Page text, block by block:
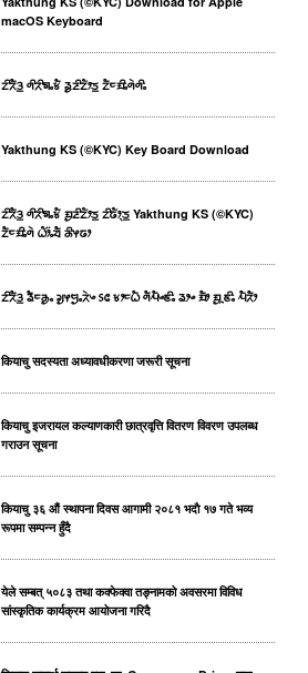
macOS Keyboard
ᤁᤡᤖᤠᤋ᤻ ᤛᤡᤖᤡᤈᤱᤃᤠ ᤕᤢᤏᤡᤁᤥᤍ᤻ ᤁᤠᤰᤀᤡᤱᤛᤧᤛᤡᤱ
Yakthung KS (©KYC) Key Board Download
ᤁᤡᤖᤠᤋ᤻ ᤛᤡᤖᤡᤈᤱᤃᤠ ᤀᤢᤏᤡᤁᤥᤍ᤻ ᤁᤡᤒᤥᤷᤍ᤻ Yakthung KS (©KYC)
ᤁᤠᤰᤀᤡᤱᤛᤧ ᤐᤥ᤺ᤱᤔᤠ ᤌᤡᤶᤒᤣ
ᤁᤡᤖᤠᤋ᤻ ᤕᤠᤰᤌᤢᤱ ᤆᤢᤶᤗᤢᤱᤖᤧᤴ ᥉᥋ ᤃᤣᤰᤐᤠ ᤛᤠᤘᤠᤴᤇᤡᤱ ᤕᤣᤴ ᤀᤠᤣ ᤀᤢᤳᤇᤡᤱ ᤘᤠᤖᤠᤣ
कियाचु सदस्यता अध्यावधीकरणा जरूरी सूचना
कियाचु इजरायल कल्याणकारी छात्रवृत्ति वितरण विवरण उपलब्ध
गराउन सूचना
कियाचु ३६ औं स्थापना दिवस आगामी २०८१ भदाै १७ गते भव्य
रूपमा सम्पन्न हुँदै
येले सम्बत् ५०८३ तथा कक्फेक्वा तङ्नामको अवसरमा विविध
सांस्कृतिक कार्यक्रम आयोजना गरिदै